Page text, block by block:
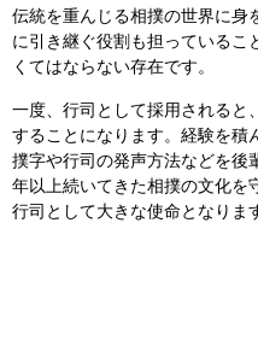
伝統を重んじる相撲の世界に身
に引き継ぐ役割も担っているこ
くてはならない存在です。
一度、行司として採用されると
することになります。経験を積
撲字や行司の発声方法などを後
年以上続いてきた相撲の文化を
行司として大きな使命となりま